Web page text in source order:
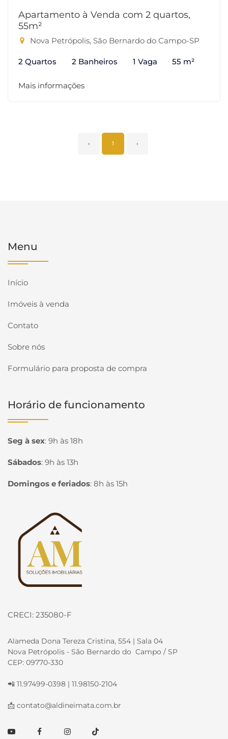
Apartamento à Venda com 2 quartos,
55m²
Nova Petrópolis, São Bernardo do Campo-SP
2 Quartos 2 Banheiros 1 Vaga 55 m²
Mais informações
‹ 1 ›
Menu
Início
Imóveis à venda
Contato
Sobre nós
Formulário para proposta de compra
Horário de funcionamento
Seg à sex: 9h às 18h
Sábados: 9h às 13h
Domingos e feriados: 8h às 15h
Página inicial
CRECI: 235080-F
Alameda Dona Tereza Cristina, 554 | Sala 04
Nova Petrópolis - São Bernardo do Campo / SP
CEP: 09770-330
📲 11.97499-0398 | 11.98150-2104
📩 contato@aldineimata.com.br
YoutubeFacebookInstagramTikTok